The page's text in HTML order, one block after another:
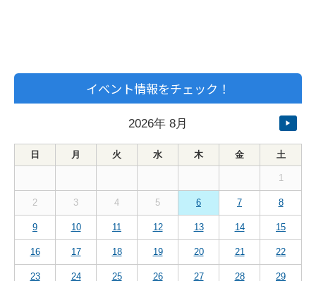
イベント情報をチェック！
▶
2026年 8月
日 月 火 水 木 金 土
1
2 3 4 5 6 7 8
9 10 11 12 13 14 15
16 17 18 19 20 21 22
23 24 25 26 27 28 29